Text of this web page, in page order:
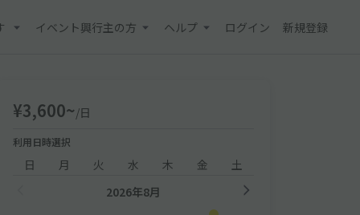
イベント興行主の方 ヘルプ ログイン 新規登録
¥3,600~/日
利用日時選択
日 月 火 水 木 金
土
2026年8月